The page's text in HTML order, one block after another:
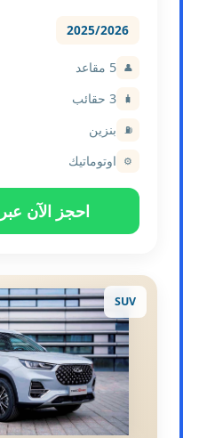
2025/2026
👤 5 مقاعد
🧳 3 حقائب
⛽ بنزين
⚙️ اوتوماتيك
احجز الآن
SUV